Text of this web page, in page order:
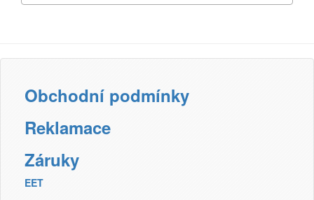
Obchodní podmínky
Reklamace
Záruky
EET